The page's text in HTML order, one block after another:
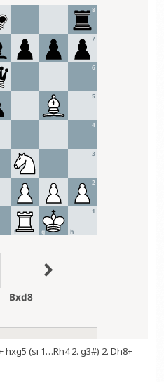
hxg5 (si 1…Rh4 2. g3#) 2. Dh8+